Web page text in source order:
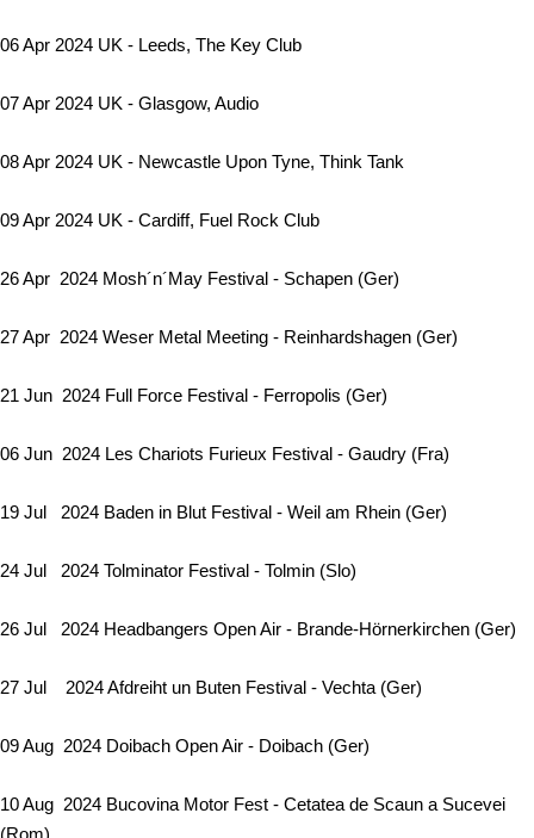
06 Apr 2024 UK - Leeds, The Key Club
07 Apr 2024 UK - Glasgow, Audio
08 Apr 2024 UK - Newcastle Upon Tyne, Think Tank
09 Apr 2024 UK - Cardiff, Fuel Rock Club
26 Apr 2024 Mosh´n´May Festival - Schapen (Ger)
27 Apr 2024 Weser Metal Meeting - Reinhardshagen (Ger)
21 Jun 2024 Full Force Festival - Ferropolis (Ger)
06 Jun 2024 Les Chariots Furieux Festival - Gaudry (Fra)
19 Jul 2024 Baden in Blut Festival - Weil am Rhein (Ger)
24 Jul 2024 Tolminator Festival - Tolmin (Slo)
26 Jul 2024 Headbangers Open Air - Brande-Hörnerkirchen (Ger)
27 Jul 2024 Afdreiht un Buten Festival - Vechta (Ger)
09 Aug 2024 Doibach Open Air - Doibach (Ger)
10 Aug 2024 Bucovina Motor Fest - Cetatea de Scaun a Sucevei
(Rom)